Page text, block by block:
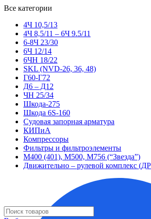
Все категории
4Ч 10,5/13
4Ч 8,5/11 – 6Ч 9.5/11
6-8Ч 23/30
6Ч 12/14
6ЧН 18/22
SKL (NVD-26, 36, 48)
Г60-Г72
Д6 – Д12
ЧН 25/34
Шкода-275
Шкода 6S-160
Судовая запорная арматура
КИПиА
Компрессоры
Фильтры и фильтроэлементы
М400 (401), М500, М756 (“Звезда”)
Движительно – рулевой комплекс